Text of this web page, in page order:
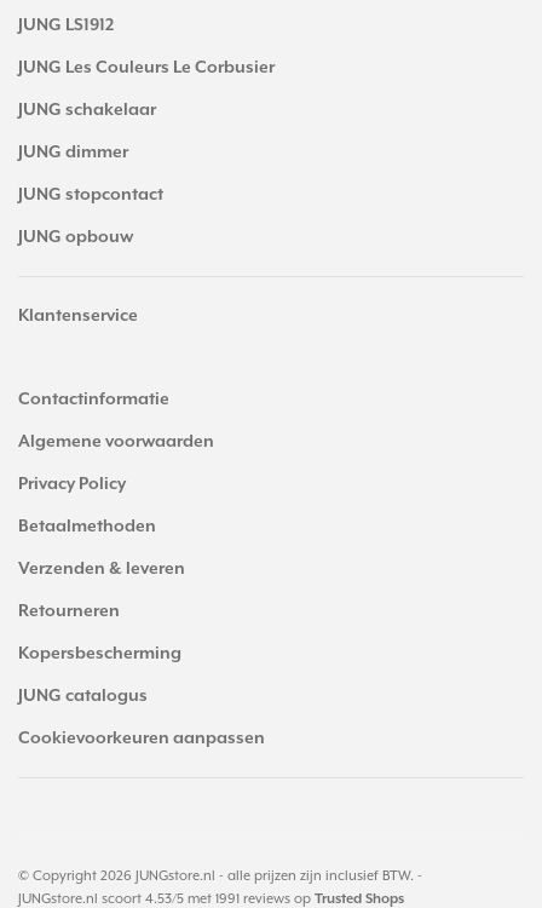
JUNG LS1912
JUNG Les Couleurs Le Corbusier
JUNG schakelaar
JUNG dimmer
JUNG stopcontact
JUNG opbouw
Klantenservice
Contactinformatie
Algemene voorwaarden
Privacy Policy
Betaalmethoden
Verzenden & leveren
Retourneren
Kopersbescherming
JUNG catalogus
Cookievoorkeuren aanpassen
© Copyright 2026 JUNGstore.nl - alle prijzen zijn inclusief BTW. -
JUNGstore.nl scoort 4.53/5 met 1991 reviews op Trusted Shops